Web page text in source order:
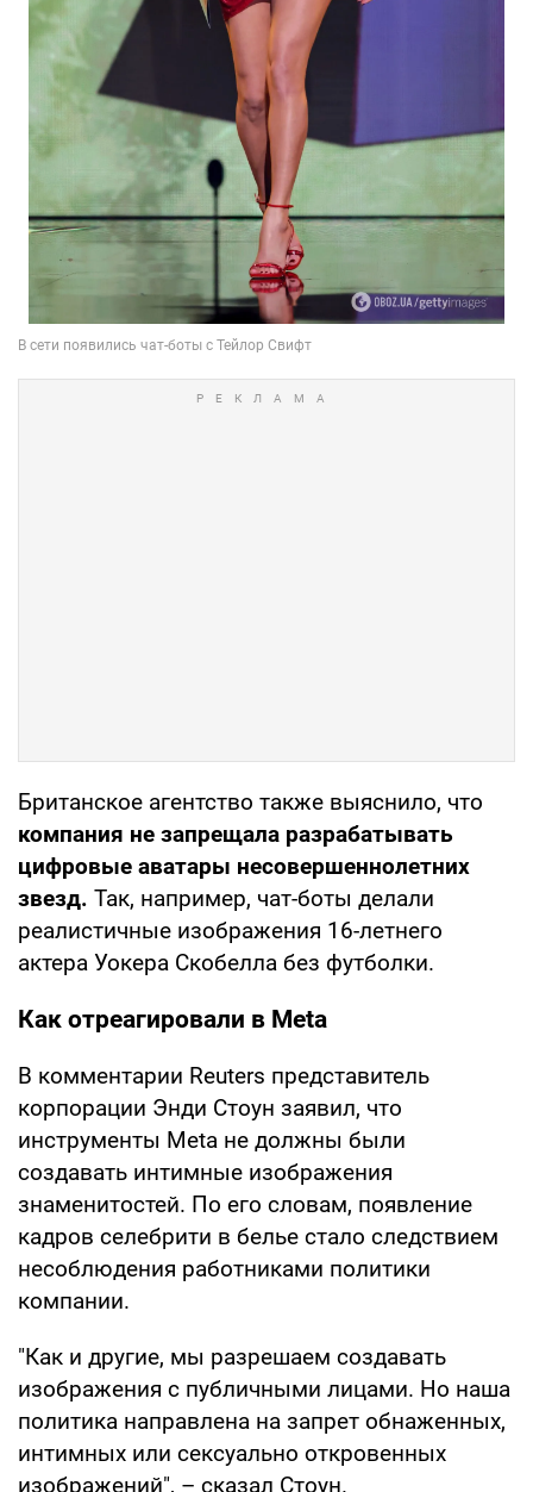
Британское агентство также выяснило, что
компания не запрещала разрабатывать
цифровые аватары несовершеннолетних
звезд. Так, например, чат-боты делали
реалистичные изображения 16-летнего
актера Уокера Скобелла без футболки.
Как отреагировали в Meta
В комментарии Reuters представитель
корпорации Энди Стоун заявил, что
инструменты Meta не должны были
создавать интимные изображения
знаменитостей. По его словам, появление
кадров селебрити в белье стало следствием
несоблюдения работниками политики
компании.
"Как и другие, мы разрешаем создавать
изображения с публичными лицами. Но наша
политика направлена на запрет обнаженных,
интимных или сексуально откровенных
изображений", – сказал Стоун.